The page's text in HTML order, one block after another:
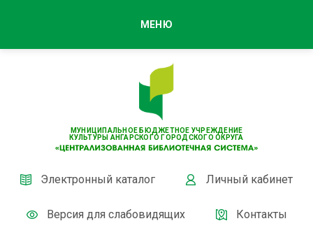
МУНИЦИПАЛЬНОЕ БЮДЖЕТНОЕ УЧРЕЖДЕНИЕ
КУЛЬТУРЫ АНГАРСКОГО ГОРОДСКОГО ОКРУГА
Электронный каталог Личный кабинет
Версия для слабовидящих Контакты
МЕНЮ